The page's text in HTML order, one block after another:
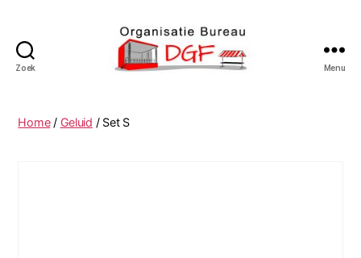
Zoek Menu
Home/ Geluid / Set S